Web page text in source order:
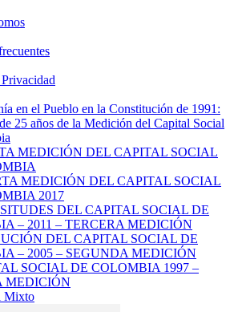
en el Pueblo en la Constitución de 1991:
25 años de la Medición del Capital Social
MEDICIÓN DEL CAPITAL SOCIAL
MEDICIÓN DEL CAPITAL SOCIAL
2017
DEL CAPITAL SOCIAL DE
– 2011 – TERCERA MEDICIÓN
DEL CAPITAL SOCIAL DE
– 2005 – SEGUNDA MEDICIÓN
SOCIAL DE COLOMBIA 1997 –
MEDICIÓN
Mixto